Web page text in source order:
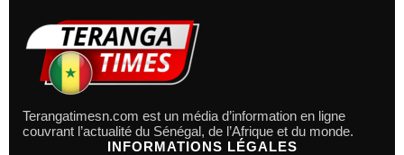
Terangatimesn.com est un média d’information en ligne
couvrant l’actualité du Sénégal, de l’Afrique et du monde.
INFORMATIONS LÉGALES